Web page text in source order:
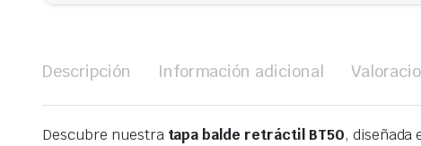
Descripción Información adicional
Descubre nuestra tapa balde retráctil BT50, diseñada